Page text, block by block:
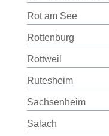
Rot am See
Rottenburg
Rottweil
Rutesheim
Sachsenheim
Salach